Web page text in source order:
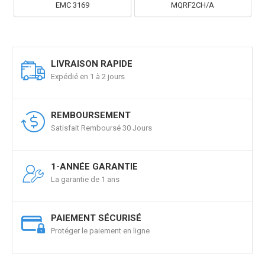
EMC 3169
MQRF2CH/A
LIVRAISON RAPIDE
Expédié en 1 à 2 jours
REMBOURSEMENT
Satisfait Remboursé 30 Jours
1-ANNÉE GARANTIE
La garantie de 1 ans
PAIEMENT SÉCURISÉ
Protéger le paiement en ligne